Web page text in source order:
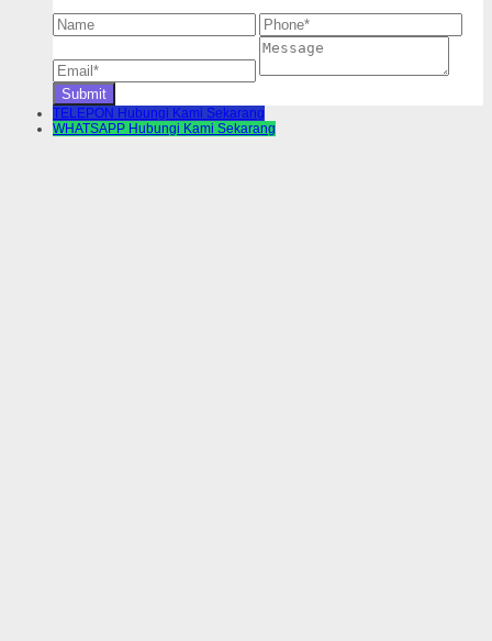
TELEPON Hubungi Kami Sekarang
WHATSAPP Hubungi Kami Sekarang